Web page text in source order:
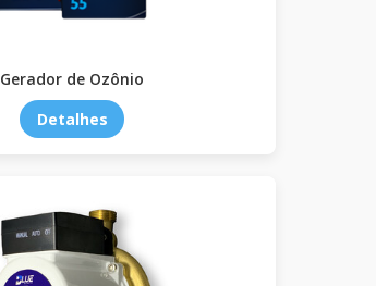
Gerador de Ozônio
Detalhes